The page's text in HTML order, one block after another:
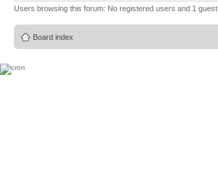
Users browsing this forum: No registered users and 1 guest
Board index